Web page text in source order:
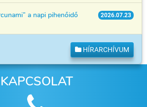
2026.07.23
a napi pihenőidő
HÍRARCHÍVUM
KAPCSOLAT